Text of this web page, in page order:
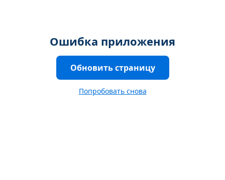
Ошибка приложения
Обновить страницу
Попробовать снова